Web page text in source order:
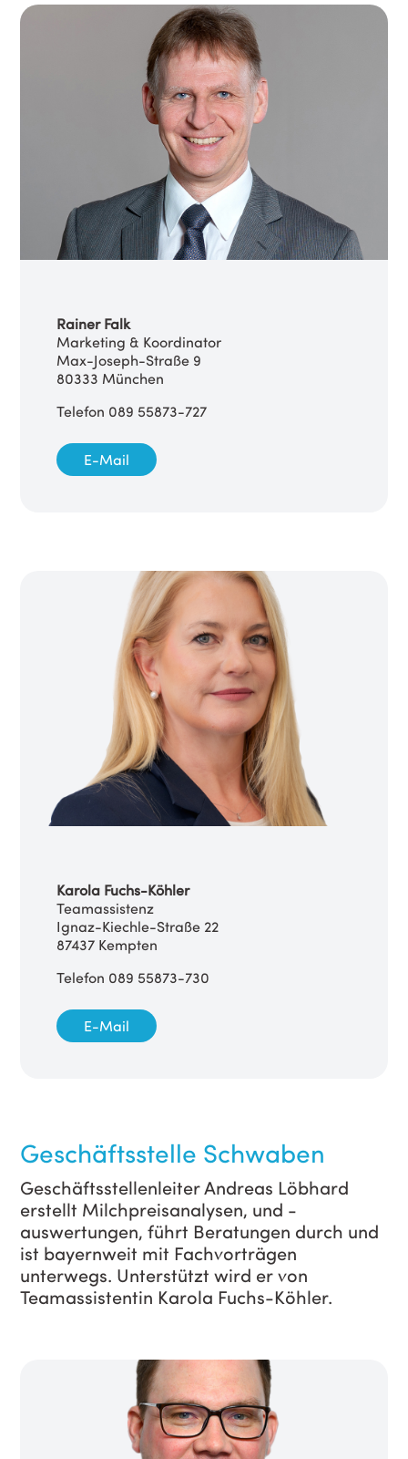
Rainer Falk
Marketing & Koordinator
Max-Joseph-Straße 9
80333 München
Telefon 089 55873-727
E-Mail
Karola Fuchs-Köhler
Teamassistenz
Ignaz-Kiechle-Straße 22
87437 Kempten
Telefon 089 55873-730
E-Mail
Geschäftsstelle Schwaben
Geschäftsstellenleiter Andreas Löbhard
erstellt Milchpreisanalysen, und -
auswertungen, führt Beratungen durch und
ist bayernweit mit Fachvorträgen
unterwegs. Unterstützt wird er von
Teamassistentin Karola Fuchs-Köhler.